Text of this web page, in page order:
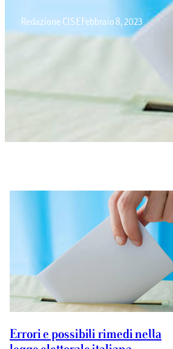
Redazione CISE Febbraio 8, 2023
Errori e possibili rimedi nella